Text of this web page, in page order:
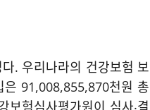
. 우리나라의 건강보험 보
은 91,008,855,870천원 총
험심사평가원이 심사‧결